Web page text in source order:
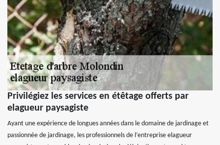
Privilégiez les services en étêtage offerts par
elagueur paysagiste
Ayant une expérience de longues années dans le domaine de jardinage et
passionnée de jardinage, les professionnels de l’entreprise elagueur